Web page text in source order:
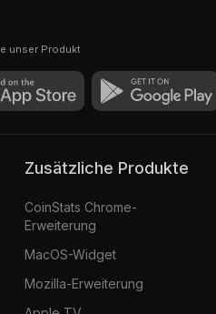
unser Produkt
Zusätzliche Produkte
CoinStats Chrome-
Erweiterung
MacOS-Widget
Mozilla-Erweiterung